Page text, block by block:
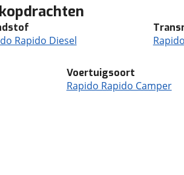
Rapido Diesel
Voertuigsoort
Rapido Rapido Camper